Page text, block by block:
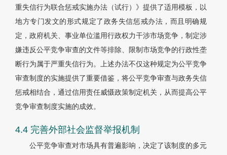
重失信行为联合惩戒实施办法（试行）》提供了适用模板，以
地方专门发文的形式规定了政务失信惩戒办法，而且明确规
定，政府机关、事业单位滥用行政权力干涉市场竞争，制定涉
嫌违反公平竞争审查的文件等排除、限制市场竞争的行政性垄
断行为属于严重失信行为。上述办法不仅这种规定为公平竞争
审查制度的实施提供了重要借鉴，将公平竞争审查与政务失信
惩戒相结合，通过信用责任威慑政策制定机关，从而提高公平
竞争审查制度实施的成效。
4.4 完善外部社会监督举报机制
公平竞争审查对市场具有普遍影响，决定了该制度的多元